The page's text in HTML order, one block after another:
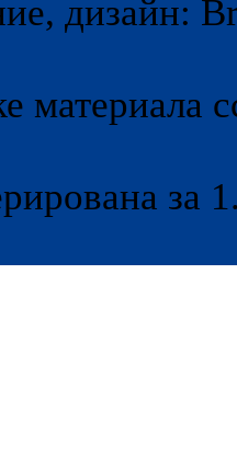
дизайн:
материала
за